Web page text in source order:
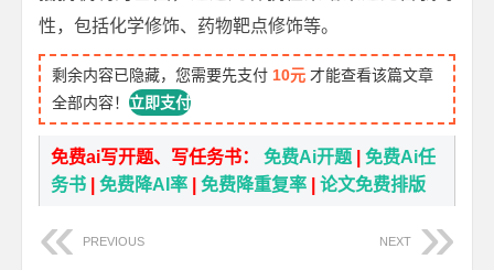
性，包括化学修饰、药物靶点修饰等。
剩余内容已隐藏，您需要先支付 10元 才能查看该篇文章
全部内容！立即支付
免费ai写开题、写任务书：免费Ai开题 |免费Ai任
务书 |免费降AI率 |免费降重复率 |论文免费排版
PREVIOUS NEXT